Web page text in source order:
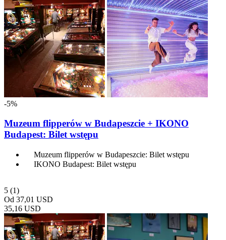
-5%
Muzeum flipperów w Budapeszcie + IKONO
Budapest: Bilet wstępu
Muzeum flipperów w Budapeszcie: Bilet wstępu
IKONO Budapest: Bilet wstępu
5 (1)
Od 37,01 USD
35,16 USD